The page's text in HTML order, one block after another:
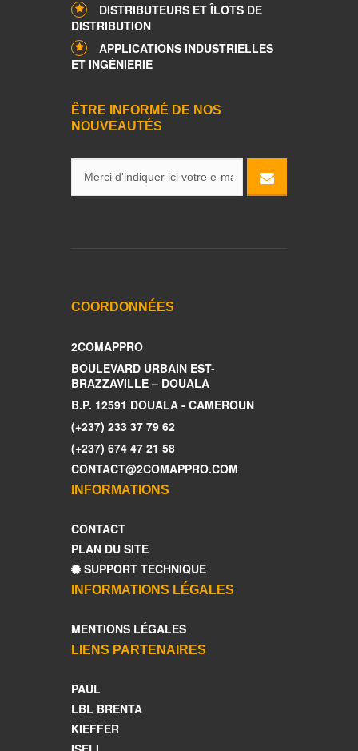
DISTRIBUTEURS ET ÎLOTS DE
DISTRIBUTION
APPLICATIONS INDUSTRIELLES
ET INGÉNIERIE
ÊTRE INFORMÉ DE NOS
NOUVEAUTÉS
COORDONNÉES
2COMAPPRO
BOULEVARD URBAIN EST-
BRAZZAVILLE – DOUALA
B.P. 12591 DOUALA - CAMEROUN
(+237) 233 37 79 62
(+237) 674 47 21 58
CONTACT@2COMAPPRO.COM
INFORMATIONS
CONTACT
PLAN DU SITE
SUPPORT TECHNIQUE
INFORMATIONS LÉGALES
MENTIONS LÉGALES
LIENS PARTENAIRES
PAUL
LBL BRENTA
KIEFFER